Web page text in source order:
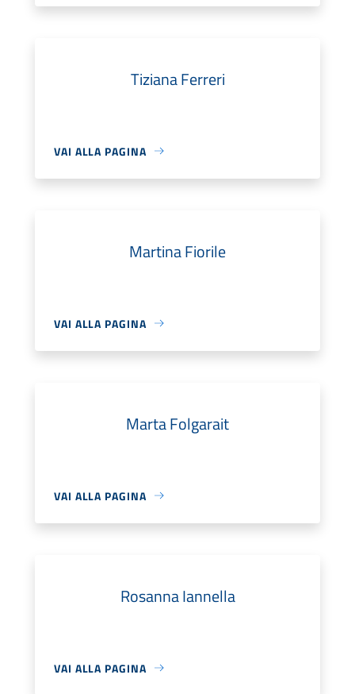
Tiziana Ferreri
VAI ALLA PAGINA
Martina Fiorile
VAI ALLA PAGINA
Marta Folgarait
VAI ALLA PAGINA
Rosanna Iannella
VAI ALLA PAGINA